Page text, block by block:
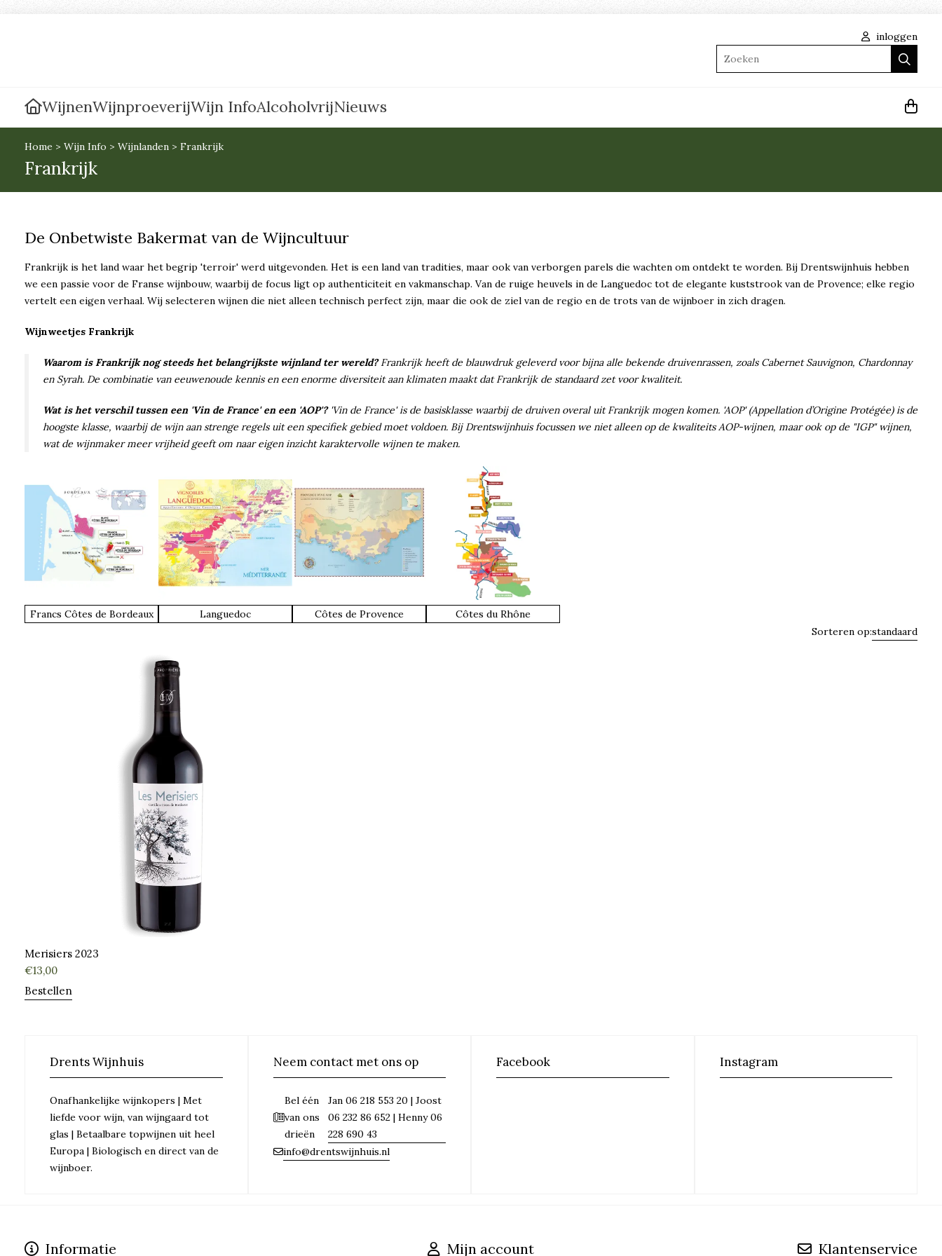
inloggen
Zoeken
WijnenWijnproeverijWijn InfoAlcoholvrijNieuws
Home > Wijn Info > Wijnlanden > Frankrijk
Frankrijk
De Onbetwiste Bakermat van de Wijncultuur
Frankrijk is het land waar het begrip 'terroir' werd uitgevonden. Het is een land van tradities, maar ook van verborgen parels die wachten om ontdekt te worden. Bij Drentswijnhuis hebben
we een passie voor de Franse wijnbouw, waarbij de focus ligt op authenticiteit en vakmanschap. Van de ruige heuvels in de Languedoc tot de elegante kuststrook van de Provence; elke regio
vertelt een eigen verhaal. Wij selecteren wijnen die niet alleen technisch perfect zijn, maar die ook de ziel van de regio en de trots van de wijnboer in zich dragen.
Wijnweetjes Frankrijk
Waarom is Frankrijk nog steeds het belangrijkste wijnland ter wereld?Frankrijk heeft de blauwdruk geleverd voor bijna alle bekende druivenrassen, zoals Cabernet Sauvignon, Chardonnay
en Syrah. De combinatie van eeuwenoude kennis en een enorme diversiteit aan klimaten maakt dat Frankrijk de standaard zet voor kwaliteit.
Wat is het verschil tussen een 'Vin de France' en een 'AOP'?'Vin de France' is de basisklasse waarbij de druiven overal uit Frankrijk mogen komen. 'AOP' (Appellation d’Origine Protégée) is de
hoogste klasse, waarbij de wijn aan strenge regels uit een specifiek gebied moet voldoen. Bij Drentswijnhuis focussen we niet alleen op de kwaliteits AOP-wijnen, maar ook op de "IGP" wijnen,
wat de wijnmaker meer vrijheid geeft om naar eigen inzicht karaktervolle wijnen te maken.
Francs Côtes de Bordeaux Languedoc Côtes de Provence
Côtes du Rhône
Sorteren op:standaard
Merisiers 2023
€13,00
Bestellen
Drents Wijnhuis
Onafhankelijke wijnkopers | Met
liefde voor wijn, van wijngaard tot
glas | Betaalbare topwijnen uit heel
Europa | Biologisch en direct van de
wijnboer.
Neem contact met ons op
Bel één
van ons
drieën
Jan 06 218 553 20 | Joost
06 232 86 652 | Henny 06
228 690 43
info@drentswijnhuis.nl
Facebook Instagram
Informatie Mijn account Klantenservice